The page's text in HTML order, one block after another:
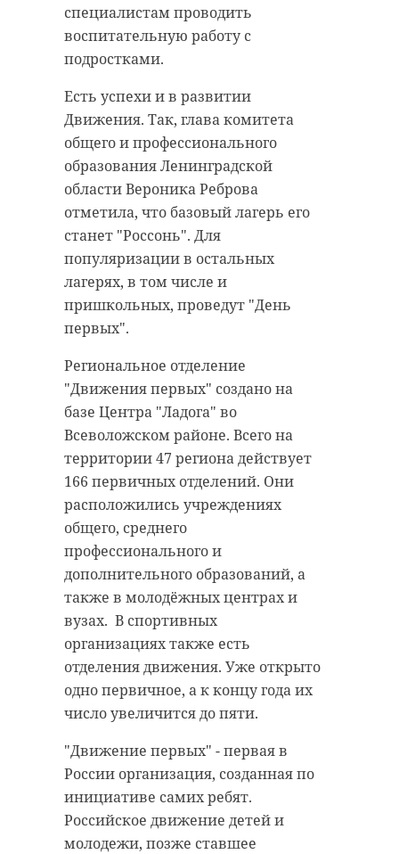
специалистам проводить
воспитательную работу с
подростками.
Есть успехи и в развитии
Движения. Так, глава комитета
общего и профессионального
образования Ленинградской
области Вероника Реброва
отметила, что базовый лагерь его
станет "Россонь". Для
популяризации в остальных
лагерях, в том числе и
пришкольных, проведут "День
первых".
Региональное отделение
"Движения первых" создано на
базе Центра "Ладога" во
Всеволожском районе. Всего на
территории 47 региона действует
166 первичных отделений. Они
расположились учреждениях
общего, среднего
профессионального и
дополнительного образований, а
также в молодёжных центрах и
вузах. В спортивных
организациях также есть
отделения движения. Уже открыто
одно первичное, а к концу года их
число увеличится до пяти.
"Движение первых" - первая в
России организация, созданная по
инициативе самих ребят.
Российское движение детей и
молодежи, позже ставшее